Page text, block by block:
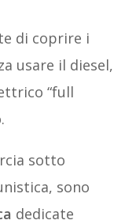
di coprire i
usare il diesel,
“full
sotto
sono
dedicate